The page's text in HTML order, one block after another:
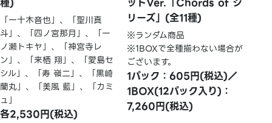
「一十木音也」、「聖川真
斗」、「四ノ宮那月」、「一
ノ瀬トキヤ」、「神宮寺レ
ン」、「来栖 翔」、「愛島セ
シル」、「寿 嶺二」、「黒崎
蘭丸」、「美風 藍」、「カミ
ュ」
各2,530円(税込)
リーズ」(全11種)
※ランダム商品
※1BOXで全種揃わない場合が
ございます。
1パック：605円(税込)／
1BOX(12パック入り)：
7,260円(税込)